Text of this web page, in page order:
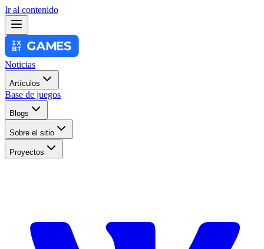
Ir al contenido
Noticias
Artículos
Base de juegos
Blogs
Sobre el sitio
Proyectos